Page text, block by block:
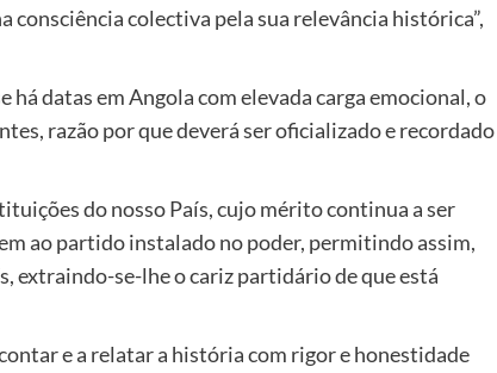
consciência colectiva pela sua relevância histórica”,
datas em Angola com elevada carga emocional, o
razão por que deverá ser oficializado e recordado
do nosso País, cujo mérito continua a ser
ao partido instalado no poder, permitindo assim,
extraindo-se-lhe o cariz partidário de que está
e a relatar a história com rigor e honestidade